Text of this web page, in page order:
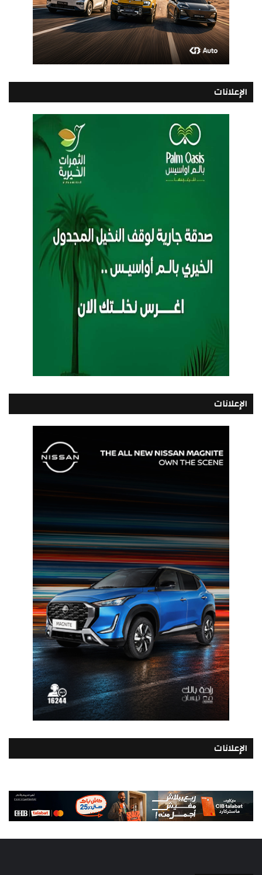
الإعلانات
الإعلانات
الإعلانات